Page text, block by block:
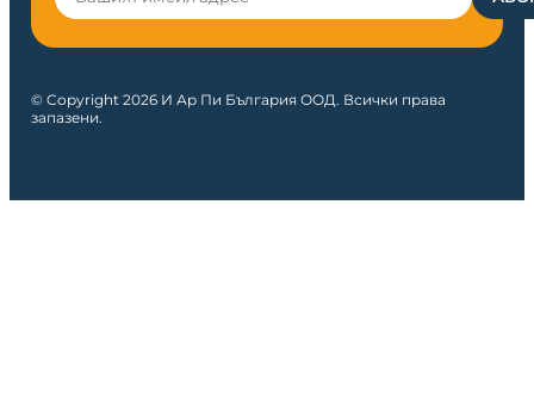
© Copyright 2026 И Ар Пи България ООД. Всички права
запазени.